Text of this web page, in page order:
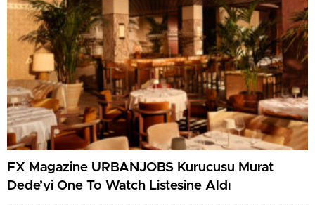
FX Magazine URBANJOBS Kurucusu Murat
Dede’yi One To Watch Listesine Aldı